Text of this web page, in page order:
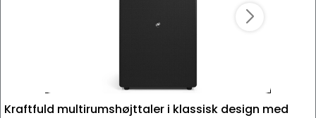
Kraftfuld multirumshøjttaler i klassisk design med